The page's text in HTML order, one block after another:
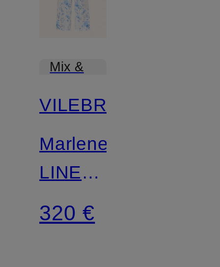
Mix &
VILEBREQUIN
Marlenehose
LINE
MEDUSA
AND
320 €